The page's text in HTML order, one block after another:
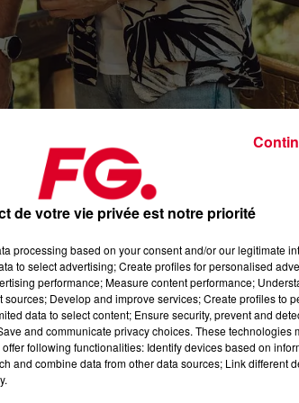
Kygo, Gryffin, Calum Scott - Woke Up In
Crédit :Facebook Officiel
années à des phases où il enchaîne les
avec le chanteur australien Dean Lewis (
single et il est très bien accompagné.
de votre vie privée est notre priorité
processing based on your consent and/or our legitimate
to select advertising; Create profiles for personalised
performance; Measure content performance;
Develop and improve services; Create profiles to
data to select content; Ensure security, prevent and
and communicate privacy choices. These technologies
following functionalities: Identify devices based on
and combine data from other data sources; Link different